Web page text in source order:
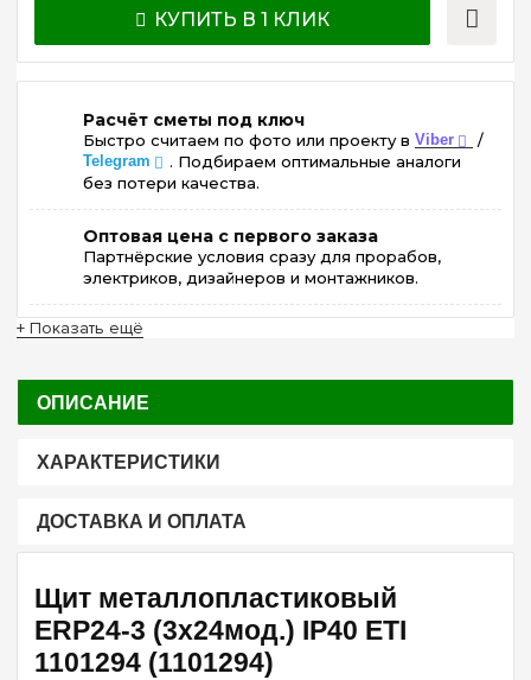
КУПИТЬ В 1 КЛИК
Расчёт сметы под ключ
Быстро считаем по фото или проекту в Viber /
Telegram
. Подбираем оптимальные аналоги
без потери качества.
Оптовая цена с первого заказа
Партнёрские условия сразу для прорабов,
электриков, дизайнеров и монтажников.
+ Показать ещё
ОПИСАНИЕ
ХАРАКТЕРИСТИКИ
ДОСТАВКА И ОПЛАТА
Щит металлопластиковый
ERP24-3 (3х24мод.) IP40 ETI
1101294 (1101294)